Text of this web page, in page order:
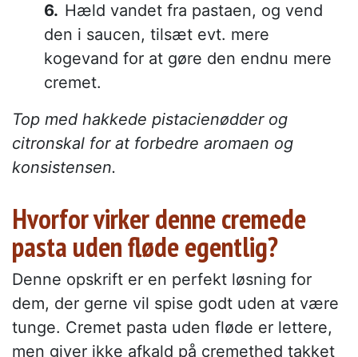
Hæld vandet fra pastaen, og vend
den i saucen, tilsæt evt. mere
kogevand for at gøre den endnu mere
cremet.
Top med hakkede pistacienødder og
citronskal for at forbedre aromaen og
konsistensen.
Hvorfor virker denne cremede
pasta uden fløde egentlig?
Denne opskrift er en perfekt løsning for
dem, der gerne vil spise godt uden at være
tunge. Cremet pasta uden fløde er lettere,
men giver ikke afkald på cremethed takket